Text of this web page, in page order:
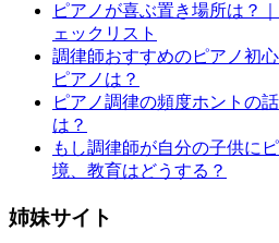
ピアノが喜ぶ置き場所は？
ェックリスト
調律師おすすめのピアノ初
ピアノは？
ピアノ調律の頻度ホントの
は？
もし調律師が自分の子供に
境、教育はどうする？
姉妹サイト